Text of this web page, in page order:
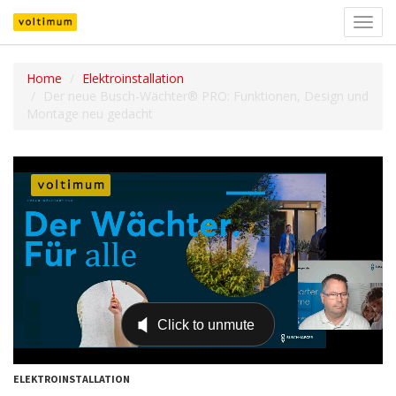
Home
Elektroinstallation
Der neue Busch-Wächter® PRO: Funktionen, Design und
Montage neu gedacht
ELEKTROINSTALLATION